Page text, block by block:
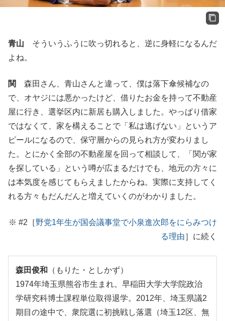
青山 そういうふうに吹っ切れると、逆に身軽になるんだ
よね。
関
森田さん、青山さんと違って、僕は落下傘候補なの
で、オヤジには悪かったけど、借りたお金を持って不動産
屋に行き、選挙区内に新居も購入しました。やっぱり借家
ではなくて、家を構えることで「私は逃げない」というア
ピールになるので、保守層からの見られ方が変わりまし
た。とにかく全部の不動産屋を回って相談して、「関が家
を探している」という噂が広まるだけでも、地元の方々に
は本気度を感じてもらえましたからね。実際に支持してく
れる方々もだんだんと増えていくのがわかりました。
※ #2［野党1年生が国会議事堂で小泉進次郎をにらみつけ
る理由］に続く
森田俊和
（もりた・としかず）
1974年埼玉県熊谷市生まれ。早稲田大学大学院政治
学研究科博士課程単位取得退学。2012年、埼玉県議2
期目の途中で、衆院選に初挑戦し落選（埼玉12区、無